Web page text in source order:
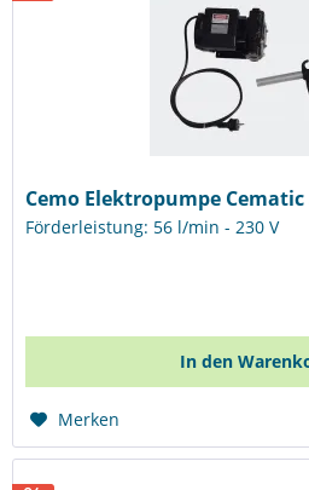
Cemo Elektropumpe Cematic
Förderleistung: 56 l/min - 230 V
In den
Merken